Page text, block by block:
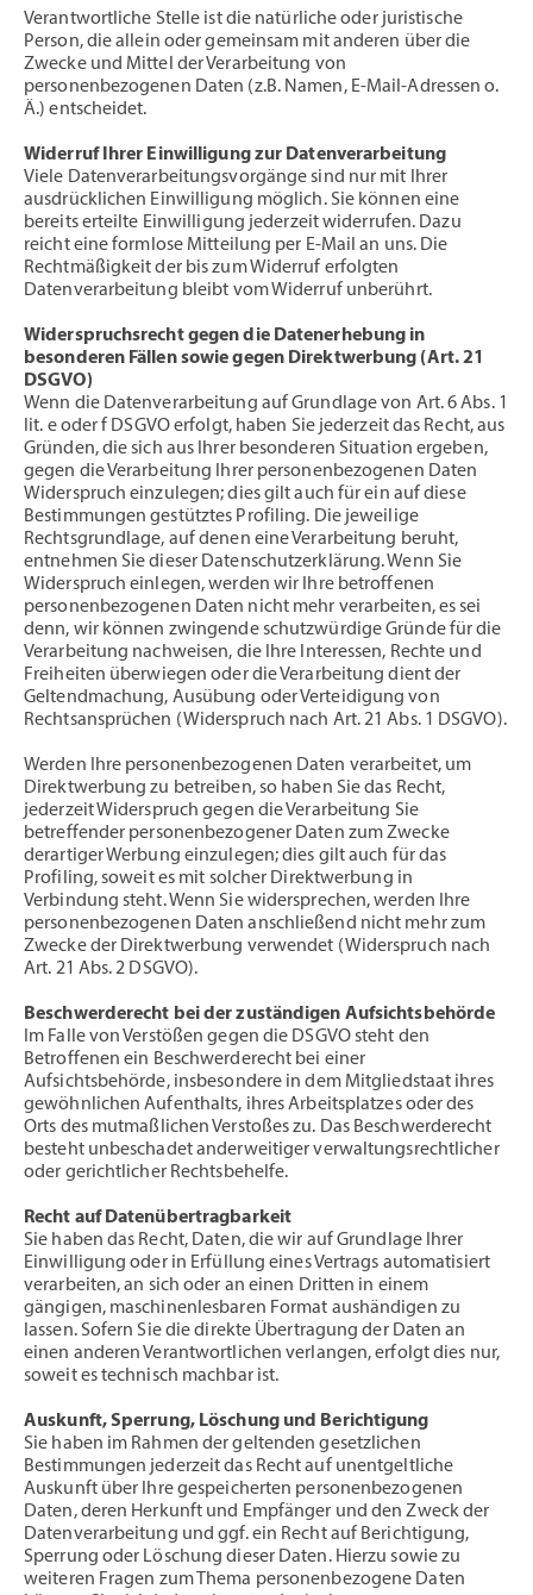
Verantwortliche Stelle ist die natürliche oder juristische
Person, die allein oder gemeinsam mit anderen über die
Zwecke und Mittel der Verarbeitung von
personenbezogenen Daten (z.B. Namen, E-Mail-Adressen o.
Ä.) entscheidet.
Widerruf Ihrer Einwilligung zur Datenverarbeitung
Viele Datenverarbeitungsvorgänge sind nur mit Ihrer
ausdrücklichen Einwilligung möglich. Sie können eine
bereits erteilte Einwilligung jederzeit widerrufen. Dazu
reicht eine formlose Mitteilung per E-Mail an uns. Die
Rechtmäßigkeit der bis zum Widerruf erfolgten
Datenverarbeitung bleibt vom Widerruf unberührt.
Widerspruchsrecht gegen die Datenerhebung in
besonderen Fällen sowie gegen Direktwerbung (Art. 21
DSGVO)
Wenn die Datenverarbeitung auf Grundlage von Art. 6 Abs. 1
lit. e oder f DSGVO erfolgt, haben Sie jederzeit das Recht, aus
Gründen, die sich aus Ihrer besonderen Situation ergeben,
gegen die Verarbeitung Ihrer personenbezogenen Daten
Widerspruch einzulegen; dies gilt auch für ein auf diese
Bestimmungen gestütztes Profiling. Die jeweilige
Rechtsgrundlage, auf denen eine Verarbeitung beruht,
entnehmen Sie dieser Datenschutzerklärung. Wenn Sie
Widerspruch einlegen, werden wir Ihre betroffenen
personenbezogenen Daten nicht mehr verarbeiten, es sei
denn, wir können zwingende schutzwürdige Gründe für die
Verarbeitung nachweisen, die Ihre Interessen, Rechte und
Freiheiten überwiegen oder die Verarbeitung dient der
Geltendmachung, Ausübung oder Verteidigung von
Rechtsansprüchen (Widerspruch nach Art. 21 Abs. 1 DSGVO).
Werden Ihre personenbezogenen Daten verarbeitet, um
Direktwerbung zu betreiben, so haben Sie das Recht,
jederzeit Widerspruch gegen die Verarbeitung Sie
betreffender personenbezogener Daten zum Zwecke
derartiger Werbung einzulegen; dies gilt auch für das
Profiling, soweit es mit solcher Direktwerbung in
Verbindung steht. Wenn Sie widersprechen, werden Ihre
personenbezogenen Daten anschließend nicht mehr zum
Zwecke der Direktwerbung verwendet (Widerspruch nach
Art. 21 Abs. 2 DSGVO).
Beschwerderecht bei der zuständigen Aufsichtsbehörde
Im Falle von Verstößen gegen die DSGVO steht den
Betroffenen ein Beschwerderecht bei einer
Aufsichtsbehörde, insbesondere in dem Mitgliedstaat ihres
gewöhnlichen Aufenthalts, ihres Arbeitsplatzes oder des
Orts des mutmaßlichen Verstoßes zu. Das Beschwerderecht
besteht unbeschadet anderweitiger verwaltungsrechtlicher
oder gerichtlicher Rechtsbehelfe.
Recht auf Datenübertragbarkeit
Sie haben das Recht, Daten, die wir auf Grundlage Ihrer
Einwilligung oder in Erfüllung eines Vertrags automatisiert
verarbeiten, an sich oder an einen Dritten in einem
gängigen, maschinenlesbaren Format aushändigen zu
lassen. Sofern Sie die direkte Übertragung der Daten an
einen anderen Verantwortlichen verlangen, erfolgt dies nur,
soweit es technisch machbar ist.
Auskunft, Sperrung, Löschung und Berichtigung
Sie haben im Rahmen der geltenden gesetzlichen
Bestimmungen jederzeit das Recht auf unentgeltliche
Auskunft über Ihre gespeicherten personenbezogenen
Daten, deren Herkunft und Empfänger und den Zweck der
Datenverarbeitung und ggf. ein Recht auf Berichtigung,
Sperrung oder Löschung dieser Daten. Hierzu sowie zu
weiteren Fragen zum Thema personenbezogene Daten